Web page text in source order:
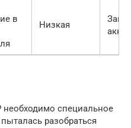
в
Низкая
необходимо специальное
разобраться